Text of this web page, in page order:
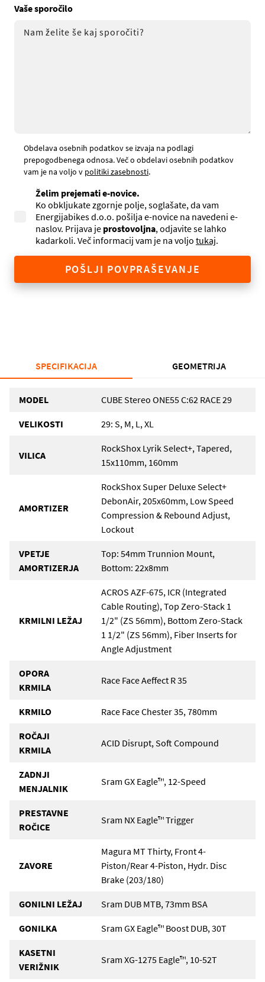
Vaše sporočilo
Obdelava osebnih podatkov se izvaja na podlagi
prepogodbenega odnosa. Več o obdelavi osebnih podatkov
vam je na voljo v politiki zasebnosti.
Želim prejemati e-novice.
Ko obkljukate zgornje polje, soglašate, da vam
Energijabikes d.o.o. pošilja e-novice na navedeni e-
naslov. Prijava je prostovoljna, odjavite se lahko
kadarkoli. Več informacij vam je na voljo tukaj.
POŠLJI POVPRAŠEVANJE
SPECIFIKACIJA GEOMETRIJA
MODEL CUBE Stereo ONE55 C:62 RACE 29
VELIKOSTI 29: S, M, L, XL
VILICA
RockShox Lyrik Select+, Tapered,
15x110mm, 160mm
AMORTIZER
RockShox Super Deluxe Select+
DebonAir, 205x60mm, Low Speed
Compression & Rebound Adjust,
Lockout
VPETJE
AMORTIZERJA
Top: 54mm Trunnion Mount,
Bottom: 22x8mm
KRMILNI LEŽAJ
ACROS AZF-675, ICR (Integrated
Cable Routing), Top Zero-Stack 1
1/2" (ZS 56mm), Bottom Zero-Stack
1 1/2" (ZS 56mm), Fiber Inserts for
Angle Adjustment
OPORA
KRMILA
Race Face Aeffect R 35
KRMILO Race Face Chester 35, 780mm
ROČAJI
KRMILA
ACID Disrupt, Soft Compound
ZADNJI
MENJALNIK
Sram GX Eagle™, 12-Speed
PRESTAVNE
ROČICE
Sram NX Eagle™ Trigger
ZAVORE
Magura MT Thirty, Front 4-
Piston/Rear 4-Piston, Hydr. Disc
Brake (203/180)
GONILNI LEŽAJ Sram DUB MTB, 73mm BSA
GONILKA Sram GX Eagle™ Boost DUB, 30T
KASETNI
VERIŽNIK
Sram XG-1275 Eagle™, 10-52T